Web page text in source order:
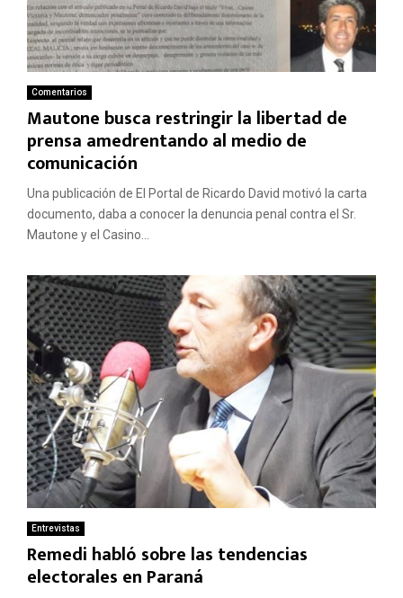
Comentarios
Mautone busca restringir la libertad de
prensa amedrentando al medio de
comunicación
Una publicación de El Portal de Ricardo David motivó la carta
documento, daba a conocer la denuncia penal contra el Sr.
Mautone y el Casino...
Entrevistas
Remedi habló sobre las tendencias
electorales en Paraná